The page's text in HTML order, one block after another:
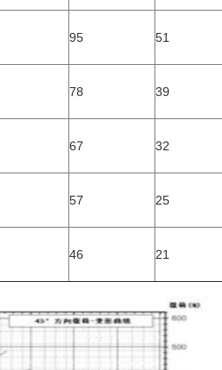
95 51
78 39
67 32
57 25
46 21